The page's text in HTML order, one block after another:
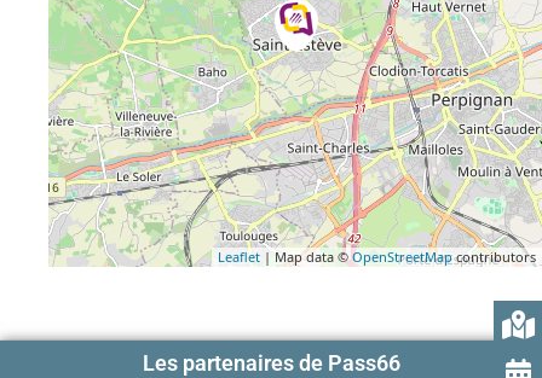
Leaflet | Map data ©OpenStreetMapcontributors
Les partenaires de Pass66